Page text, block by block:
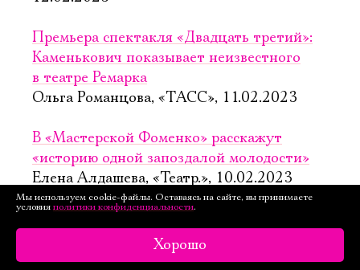
Премьера спектакля «Двадцать третий»:
Каменькович показывает неизвестного
в театре Ремарка
Ольга Романцова, «ТАСС», 11.02.2023
В «Мастерской Фоменко» расскажут
«историю одной запоздалой молодости»
Елена Алдашева, «Театр.», 10.02.2023
Ирина Мишина, «Musecube», 8.11.2022
Мы используем cookie-файлы. Оставаясь на сайте, вы принимаете
условия политики конфиденциальности.
Хорошо